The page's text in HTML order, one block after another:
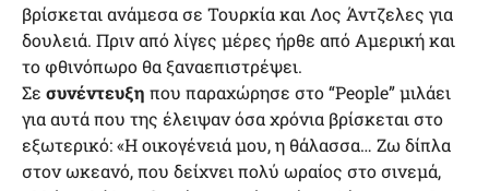
βρίσκεται ανάμεσα σε Τουρκία και Λος Άντζελες για
δουλειά. Πριν από λίγες μέρες ήρθε από Αμερική και
το φθινόπωρο θα ξαναεπιστρέψει.
Σε συνέντευξη που παραχώρησε στο “People” μιλάει
για αυτά που της έλειψαν όσα χρόνια βρίσκεται στο
εξωτερικό: «Η οικογένειά μου, η θάλασσα… Ζω δίπλα
στον ωκεανό, που δείχνει πολύ ωραίος στο σινεμά,